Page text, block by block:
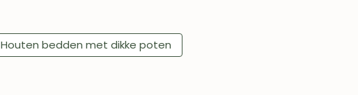
Houten bedden met dikke poten